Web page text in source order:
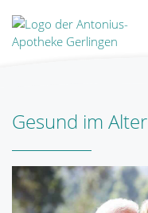
Gesund im Alter